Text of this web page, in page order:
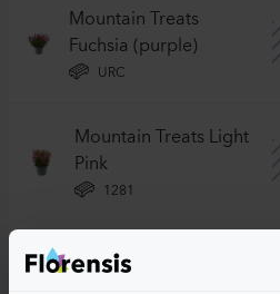
Mountain Treats
Fuchsia (purple)
URC
Mountain Treats Light
Pink
1281
Mountain Treats Light
Pink